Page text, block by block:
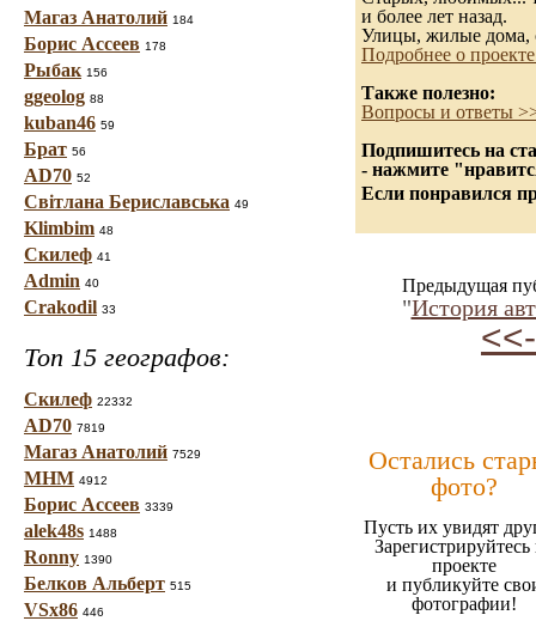
Магаз Анатолий 184
Борис Ассеев 178
Рыбак 156
ggeolog 88
kuban46 59
Брат 56
AD70 52
Світлана Бериславська 49
Klimbim 48
Скилеф 41
Admin 40
Crakodil 33
Топ 15 географов:
Скилеф 22332
AD70 7819
Магаз Анатолий 7529
МНМ 4912
Борис Ассеев 3339
alek48s 1488
Ronny 1390
Белков Альберт 515
VSx86 446
и более лет назад.
Улицы, жилые дома,
Подробнее о
Также полезно:
Вопросы и ответы
Подпишитесь на
- нажмите
Если понравился
Предыдущая
"История
<<-
Остались
фото?
Пусть их увидят
Зарегистрируйтесь
проекте
и публикуйте
фотографии!